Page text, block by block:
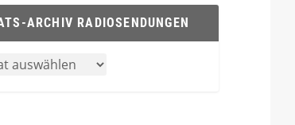
ARCHIV RADIOSENDUNGEN